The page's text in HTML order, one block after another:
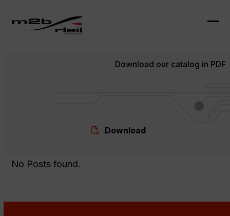
content
Download our catalog in PDF
Download
No Posts found.